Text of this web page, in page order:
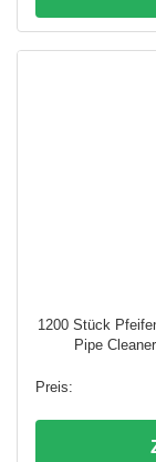
1200 Stück
Pipe